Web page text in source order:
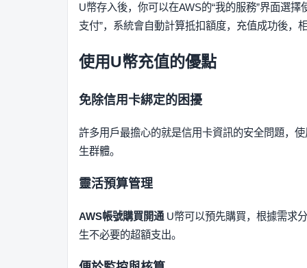
U幣存入後，你可以在AWS的“我的服務”界面選
支付”，系統會自動計算抵扣額度，充值成功後，
使用U幣充值的優點
免除信用卡綁定的困擾
許多用戶最擔心的就是信用卡資訊的安全問題，
生群體。
靈活預算管理
AWS帳號購買開通 U幣可以預先購買，根據需求
生不必要的超額支出。